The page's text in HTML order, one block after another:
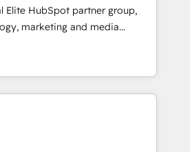
leaders:
Migration Impact Award 🏆
the Year 🏆 Gold AVA Digital
🌟 Accreditations: CRM
Elite HubSpot partner group,
marketing and media
America and Southern
7 countries. Born in Chile,
with international reach to
through technology, creativity,
building end-to-
CRM, AI automation,